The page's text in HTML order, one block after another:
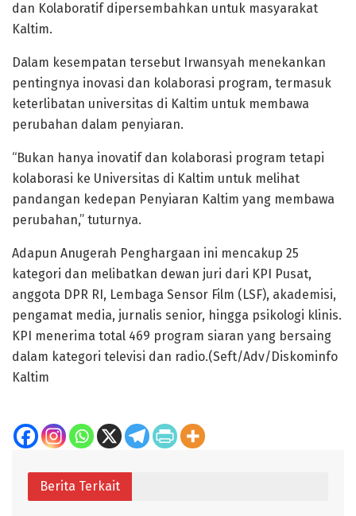
dan Kolaboratif dipersembahkan untuk masyarakat
Kaltim.
Dalam kesempatan tersebut Irwansyah menekankan
pentingnya inovasi dan kolaborasi program, termasuk
keterlibatan universitas di Kaltim untuk membawa
perubahan dalam penyiaran.
“Bukan hanya inovatif dan kolaborasi program tetapi
kolaborasi ke Universitas di Kaltim untuk melihat
pandangan kedepan Penyiaran Kaltim yang membawa
perubahan,” tuturnya.
Adapun Anugerah Penghargaan ini mencakup 25
kategori dan melibatkan dewan juri dari KPI Pusat,
anggota DPR RI, Lembaga Sensor Film (LSF), akademisi,
pengamat media, jurnalis senior, hingga psikologi klinis.
KPI menerima total 469 program siaran yang bersaing
dalam kategori televisi dan radio.(Seft/Adv/Diskominfo
Kaltim
Berita Terkait